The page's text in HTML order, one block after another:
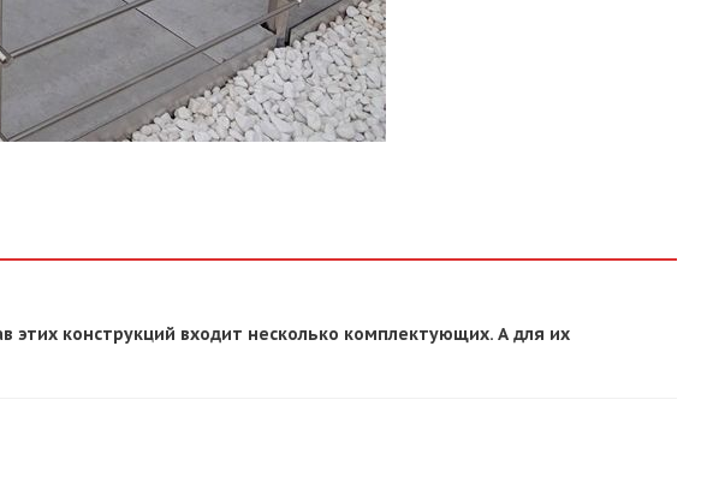
конструкций входит несколько комплектующих. А для их